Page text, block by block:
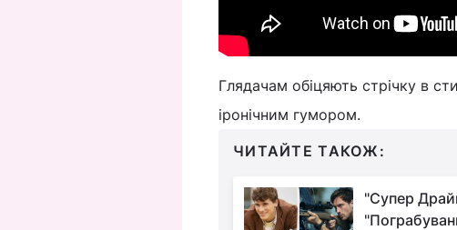
Глядачам обіцяють стрічку в
іронічним гумором.
ЧИТАЙТЕ ТАКОЖ:
"Супер